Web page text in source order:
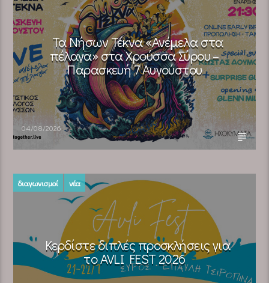
Τα Νήσων Τέκνα «Ανέμελα στα
πέλαγα» στα Χρούσσα Σύρου –
Παρασκευή 7 Αυγούστου
04/08/2026
διαγωνισμοί νέα
Κερδίστε διπλές προσκλήσεις για
το AVLI FEST 2026